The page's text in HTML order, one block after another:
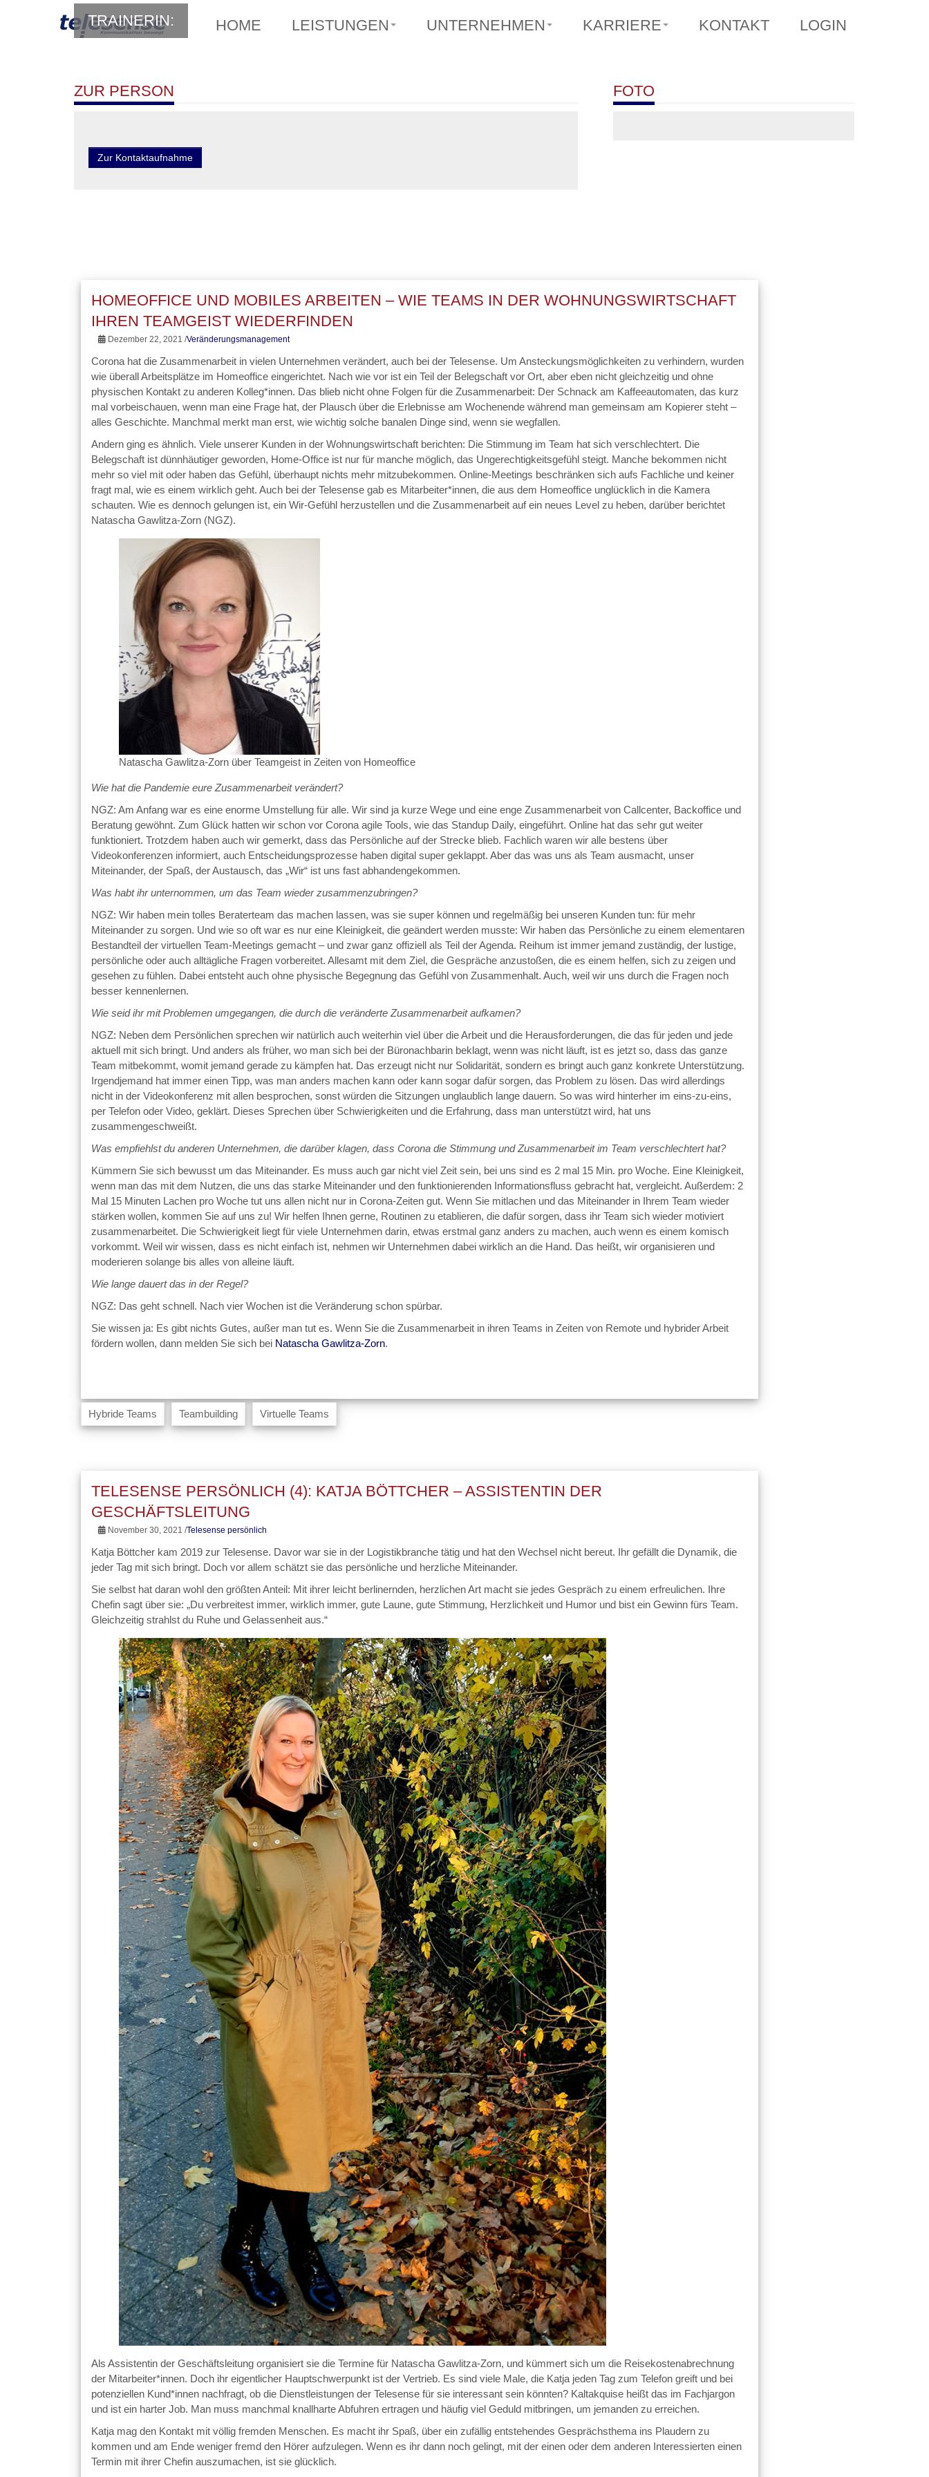
HOME LEISTUNGEN UNTERNEHMEN KARRIERE KONTAKT LOGIN
TRAINERIN:
ZUR PERSON
Zur Kontaktaufnahme
FOTO
HOMEOFFICE UND MOBILES ARBEITEN – WIE TEAMS IN DER WOHNUNGSWIRTSCHAFT
IHREN TEAMGEIST WIEDERFINDEN
Dezember 22, 2021 /Veränderungsmanagement
Corona hat die Zusammenarbeit in vielen Unternehmen verändert, auch bei der Telesense. Um Ansteckungsmöglichkeiten zu verhindern, wurden
wie überall Arbeitsplätze im Homeoffice eingerichtet. Nach wie vor ist ein Teil der Belegschaft vor Ort, aber eben nicht gleichzeitig und ohne
physischen Kontakt zu anderen Kolleg*innen. Das blieb nicht ohne Folgen für die Zusammenarbeit: Der Schnack am Kaffeeautomaten, das kurz
mal vorbeischauen, wenn man eine Frage hat, der Plausch über die Erlebnisse am Wochenende während man gemeinsam am Kopierer steht –
alles Geschichte. Manchmal merkt man erst, wie wichtig solche banalen Dinge sind, wenn sie wegfallen.
Andern ging es ähnlich. Viele unserer Kunden in der Wohnungswirtschaft berichten: Die Stimmung im Team hat sich verschlechtert. Die
Belegschaft ist dünnhäutiger geworden, Home-Office ist nur für manche möglich, das Ungerechtigkeitsgefühl steigt. Manche bekommen nicht
mehr so viel mit oder haben das Gefühl, überhaupt nichts mehr mitzubekommen. Online-Meetings beschränken sich aufs Fachliche und keiner
fragt mal, wie es einem wirklich geht. Auch bei der Telesense gab es Mitarbeiter*innen, die aus dem Homeoffice unglücklich in die Kamera
schauten. Wie es dennoch gelungen ist, ein Wir-Gefühl herzustellen und die Zusammenarbeit auf ein neues Level zu heben, darüber berichtet
Natascha Gawlitza-Zorn (NGZ).
Natascha Gawlitza-Zorn über Teamgeist in Zeiten von Homeoffice
Wie hat die Pandemie eure Zusammenarbeit verändert?
NGZ: Am Anfang war es eine enorme Umstellung für alle. Wir sind ja kurze Wege und eine enge Zusammenarbeit von Callcenter, Backoffice und
Beratung gewöhnt. Zum Glück hatten wir schon vor Corona agile Tools, wie das Standup Daily, eingeführt. Online hat das sehr gut weiter
funktioniert. Trotzdem haben auch wir gemerkt, dass das Persönliche auf der Strecke blieb. Fachlich waren wir alle bestens über
Videokonferenzen informiert, auch Entscheidungsprozesse haben digital super geklappt. Aber das was uns als Team ausmacht, unser
Miteinander, der Spaß, der Austausch, das „Wir“ ist uns fast abhandengekommen.
Was habt ihr unternommen, um das Team wieder zusammenzubringen?
NGZ: Wir haben mein tolles Beraterteam das machen lassen, was sie super können und regelmäßig bei unseren Kunden tun: für mehr
Miteinander zu sorgen. Und wie so oft war es nur eine Kleinigkeit, die geändert werden musste: Wir haben das Persönliche zu einem elementaren
Bestandteil der virtuellen Team-Meetings gemacht – und zwar ganz offiziell als Teil der Agenda. Reihum ist immer jemand zuständig, der lustige,
persönliche oder auch alltägliche Fragen vorbereitet. Allesamt mit dem Ziel, die Gespräche anzustoßen, die es einem helfen, sich zu zeigen und
gesehen zu fühlen. Dabei entsteht auch ohne physische Begegnung das Gefühl von Zusammenhalt. Auch, weil wir uns durch die Fragen noch
besser kennenlernen.
Wie seid ihr mit Problemen umgegangen, die durch die veränderte Zusammenarbeit aufkamen?
NGZ: Neben dem Persönlichen sprechen wir natürlich auch weiterhin viel über die Arbeit und die Herausforderungen, die das für jeden und jede
aktuell mit sich bringt. Und anders als früher, wo man sich bei der Büronachbarin beklagt, wenn was nicht läuft, ist es jetzt so, dass das ganze
Team mitbekommt, womit jemand gerade zu kämpfen hat. Das erzeugt nicht nur Solidarität, sondern es bringt auch ganz konkrete Unterstützung.
Irgendjemand hat immer einen Tipp, was man anders machen kann oder kann sogar dafür sorgen, das Problem zu lösen. Das wird allerdings
nicht in der Videokonferenz mit allen besprochen, sonst würden die Sitzungen unglaublich lange dauern. So was wird hinterher im eins-zu-eins,
per Telefon oder Video, geklärt. Dieses Sprechen über Schwierigkeiten und die Erfahrung, dass man unterstützt wird, hat uns
zusammengeschweißt.
Was empfiehlst du anderen Unternehmen, die darüber klagen, dass Corona die Stimmung und Zusammenarbeit im Team verschlechtert hat?
Kümmern Sie sich bewusst um das Miteinander. Es muss auch gar nicht viel Zeit sein, bei uns sind es 2 mal 15 Min. pro Woche. Eine Kleinigkeit,
wenn man das mit dem Nutzen, die uns das starke Miteinander und den funktionierenden Informationsfluss gebracht hat, vergleicht. Außerdem: 2
Mal 15 Minuten Lachen pro Woche tut uns allen nicht nur in Corona-Zeiten gut. Wenn Sie mitlachen und das Miteinander in Ihrem Team wieder
stärken wollen, kommen Sie auf uns zu! Wir helfen Ihnen gerne, Routinen zu etablieren, die dafür sorgen, dass ihr Team sich wieder motiviert
zusammenarbeitet. Die Schwierigkeit liegt für viele Unternehmen darin, etwas erstmal ganz anders zu machen, auch wenn es einem komisch
vorkommt. Weil wir wissen, dass es nicht einfach ist, nehmen wir Unternehmen dabei wirklich an die Hand. Das heißt, wir organisieren und
moderieren solange bis alles von alleine läuft.
Wie lange dauert das in der Regel?
NGZ: Das geht schnell. Nach vier Wochen ist die Veränderung schon spürbar.
Sie wissen ja: Es gibt nichts Gutes, außer man tut es. Wenn Sie die Zusammenarbeit in ihren Teams in Zeiten von Remote und hybrider Arbeit
fördern wollen, dann melden Sie sich bei Natascha Gawlitza-Zorn.
Hybride Teams Teambuilding Virtuelle Teams
TELESENSE PERSÖNLICH (4): KATJA BÖTTCHER – ASSISTENTIN DER
GESCHÄFTSLEITUNG
November 30, 2021 /Telesense persönlich
Katja Böttcher kam 2019 zur Telesense. Davor war sie in der Logistikbranche tätig und hat den Wechsel nicht bereut. Ihr gefällt die Dynamik, die
jeder Tag mit sich bringt. Doch vor allem schätzt sie das persönliche und herzliche Miteinander.
Sie selbst hat daran wohl den größten Anteil: Mit ihrer leicht berlinernden, herzlichen Art macht sie jedes Gespräch zu einem erfreulichen. Ihre
Chefin sagt über sie: „Du verbreitest immer, wirklich immer, gute Laune, gute Stimmung, Herzlichkeit und Humor und bist ein Gewinn fürs Team.
Gleichzeitig strahlst du Ruhe und Gelassenheit aus.“
Als Assistentin der Geschäftsleitung organisiert sie die Termine für Natascha Gawlitza-Zorn, und kümmert sich um die Reisekostenabrechnung
der Mitarbeiter*innen. Doch ihr eigentlicher Hauptschwerpunkt ist der Vertrieb. Es sind viele Male, die Katja jeden Tag zum Telefon greift und bei
potenziellen Kund*innen nachfragt, ob die Dienstleistungen der Telesense für sie interessant sein könnten? Kaltakquise heißt das im Fachjargon
und ist ein harter Job. Man muss manchmal knallharte Abfuhren ertragen und häufig viel Geduld mitbringen, um jemanden zu erreichen.
Katja mag den Kontakt mit völlig fremden Menschen. Es macht ihr Spaß, über ein zufällig entstehendes Gesprächsthema ins Plaudern zu
kommen und am Ende weniger fremd den Hörer aufzulegen. Wenn es ihr dann noch gelingt, mit der einen oder dem anderen Interessierten einen
Termin mit ihrer Chefin auszumachen, ist sie glücklich.